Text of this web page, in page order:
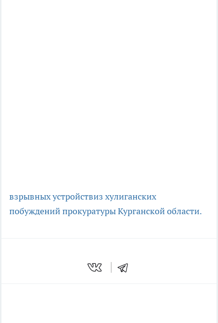
взрывных устройствиз хулиганских
побужденийпрокуратуры Курганской области.